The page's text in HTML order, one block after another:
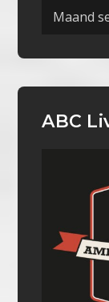
Archieven
ABC